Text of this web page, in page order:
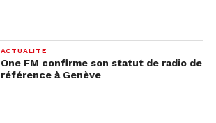
ACTUALITÉ
One FM confirme son statut de radio de
référence à Genève